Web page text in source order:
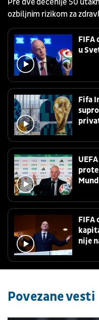
Pre dve decenije 50
ozbiljnim rizikom za
FIFA
u
Fifa
FIFA
nije
Povezane vesti